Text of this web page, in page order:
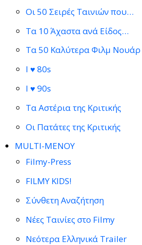
Οι 50 Σειρές Ταινιών που…
Τα 10 Άχαστα ανά Είδος…
Τα 50 Καλύτερα Φιλμ Νουάρ
I ♥ 80s
I ♥ 90s
Τα Αστέρια της Κριτικής
Οι Πατάτες της Κριτικής
MULTI-ΜΕΝΟΥ
Filmy-Press
FILMY KIDS!
Σύνθετη Αναζήτηση
Νέες Ταινίες στο Filmy
Νεότερα Ελληνικά Trailer